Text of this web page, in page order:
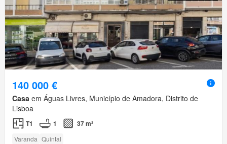
140 000 €
Casa em Águas Livres, Município de Amadora, Distrito de
Lisboa
T1 1 37 m²
Varanda Quintal